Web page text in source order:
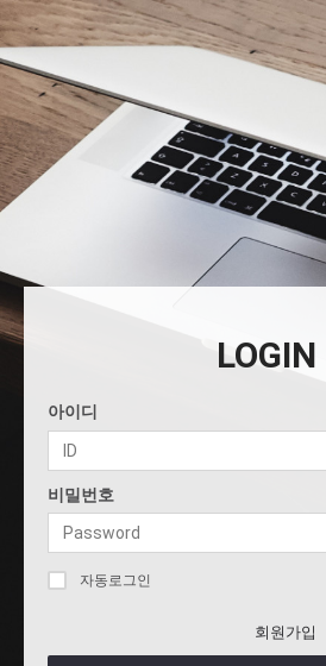
LOGIN
아이디
비밀번호
자동로그인
회원가입